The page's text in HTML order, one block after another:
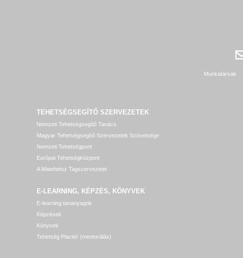
Munkatársak
TEHETSÉGSEGÍTŐ SZERVEZETEK
Nemzeti Tehetségsegítő Tanács
Magyar Tehetségsegítő Szervezetek Szövetsége
Nemzeti Tehetségpont
Európai Tehetségközpont
A Matehetsz Tagszervezetei
E-LEARNING, KÉPZÉS, KÖNYVEK
E-learning tananyagok
Képzések
Könyvek
Tehetség Piactér (mentorálás)